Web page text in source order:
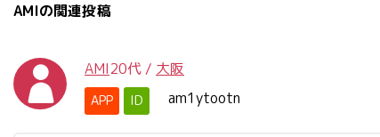
AMIの関連投稿
AMI20代 / 大阪
APP ID am1ytootn